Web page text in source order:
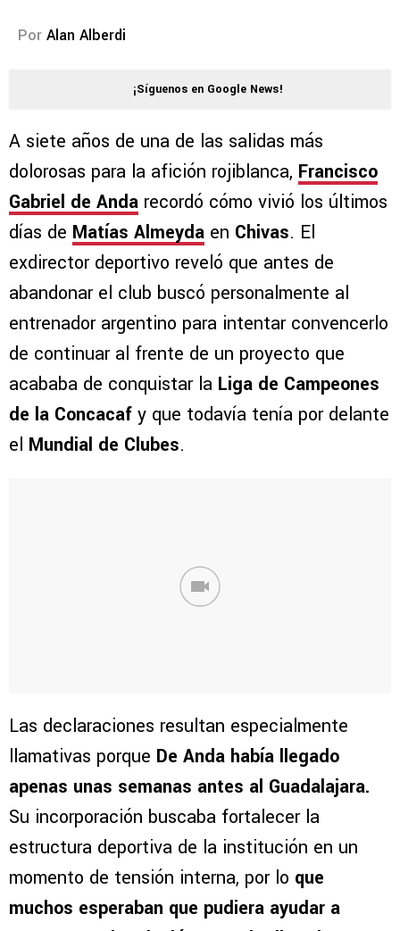
Por Alan Alberdi
¡Síguenos en Google News!
A siete años de una de las salidas más
dolorosas para la afición rojiblanca, Francisco
Gabriel de Anda recordó cómo vivió los últimos
días de Matías Almeyda en Chivas. El
exdirector deportivo reveló que antes de
abandonar el club buscó personalmente al
entrenador argentino para intentar convencerlo
de continuar al frente de un proyecto que
acababa de conquistar la Liga de Campeones
de la Concacaf y que todavía tenía por delante
el Mundial de Clubes.
Las declaraciones resultan especialmente
llamativas porque De Anda había llegado
apenas unas semanas antes al Guadalajara.
Su incorporación buscaba fortalecer la
estructura deportiva de la institución en un
momento de tensión interna, por lo que
muchos esperaban que pudiera ayudar a